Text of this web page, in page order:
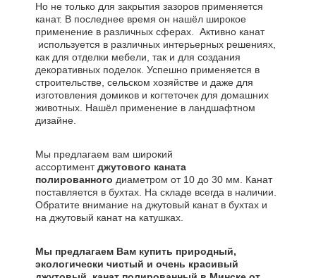
Но не только для закрытия зазоров применяется
канат. В последнее время он нашёл широкое
применение в различных сферах. Активно канат
используется в различных интерьерных решениях,
как для отделки мебели, так и для создания
декоративных поделок. Успешно применяется в
строительстве, сельском хозяйстве и даже для
изготовления домиков и когтеточек для домашних
животных. Нашёл применение в ландшафтном
дизайне.
Мы предлагаем вам широкий
ассортиментджутового каната
полированного диаметром от 10 до 30 мм. Канат
поставляется в бухтах. На складе всегда в наличии.
Обратите внимание на джутовый канат в бухтах и
на джутовый канат на катушках.
Мы предлагаем Вам купить природный,
экологически чистый и очень красивый